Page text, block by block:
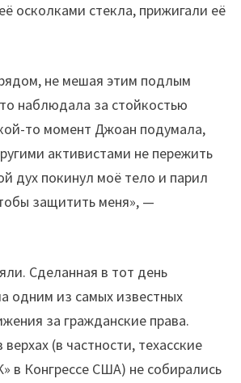
осколками стекла, прижигали её
не мешая этим подлым
наблюдала за стойкостью
то момент Джоан подумала,
активистами не пережить
дух покинул моё тело и парил
защитить меня», —
Сделанная в тот день
одним из самых известных
за гражданские права.
(в частности, техасские
в Конгрессе США) не собирались